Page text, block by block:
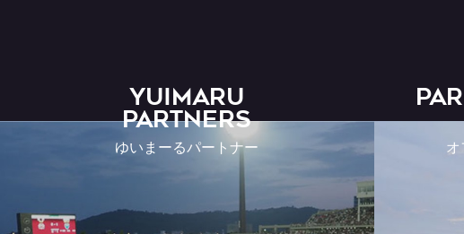
YUIMARU
Partners
ゆいまーるパートナー